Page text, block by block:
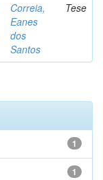
Correia,
Eanes
dos
Santos
Tese
1
1